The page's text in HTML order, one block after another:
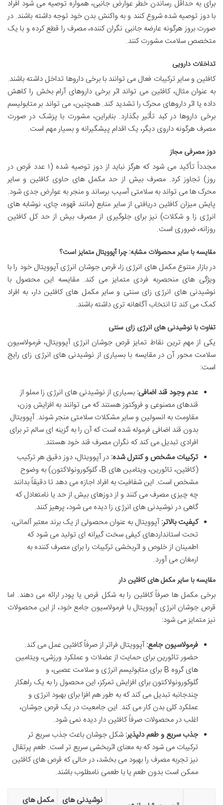
برای به حداقل رساندن خطر عوارض جانبی، همواره توصیه می شود افراد
با دوز توصیه شده شروع کنند و به واکنش بدن خود توجه داشته باشند. در
صورت بروز هرگونه عارضه جانبی نگران کننده، مصرف را قطع کرده و با یک
متخصص سلامت مشورت کنند.
تداخلات دارویی
کافئین و سایر ترکیبات فعال می توانند با برخی داروها تداخل داشته باشند.
به عنوان مثال، کافئین می تواند اثر برخی داروهای آرام بخش را کاهش
داده یا اثر داروهای محرک را تشدید کند. همچنین، می تواند بر متابولیسم
برخی داروها در کبد تأثیر بگذارد. بنابراین، مشورت با پزشک در صورت
مصرف هرگونه داروی دیگر، یک اقدام پیشگیرانه و بسیار مهم است.
دوز مصرفی مجاز
مجدداً تأکید می شود که هرگز نباید از دوز توصیه شده (۱ عدد قرص در
روز) تجاوز کرد. مصرف بیش از حد مکمل های حاوی کافئین و سایر
محرک ها می تواند به سلامتی آسیب برساند و منجر به عوارض جدی شود.
پایش میزان کافئین دریافتی از سایر منابع (مانند قهوه، چای، نوشابه های
انرژی زا و شکلات) نیز برای جلوگیری از مصرف بیش از حد کل کافئین
روزانه، ضروری است.
مقایسه با سایر محصولات مشابه: چرا آپوویتال متمایز است؟
در بازار متنوع مکمل های انرژی زا، قرص جوشان انرژی آپوویتال خود را با
ویژگی های منحصربه فردی متمایز می کند. مقایسه این محصول با
نوشیدنی های انرژی زای سنتی و سایر مکمل های کافئین دار، به افراد
کمک می کند تا انتخاب آگاهانه تری داشته باشند.
تفاوت با نوشیدنی های انرژی زای سنتی
یکی از مهم ترین نقاط تمایز قرص جوشان انرژی آپوویتال، فرمولاسیون
سلامت محور آن در مقایسه با بسیاری از نوشیدنی های انرژی زای رایج
است:
عدم وجود قند اضافی: بسیاری از نوشیدنی های انرژی زا مملو از
قندهای مصنوعی و فروکتوز هستند که می توانند به افزایش وزن،
مقاومت به انسولین و سایر مشکلات سلامتی منجر شوند. آپوویتال
بدون قند اضافی فرموله شده است که آن را به گزینه ای سالم تر برای
افرادی تبدیل می کند که نگران مصرف قند خود هستند.
ترکیبات مشخص و کنترل شده: در آپوویتال، دوز دقیق هر ترکیب
(کافئین، تائورین، ویتامین های B، گلوکورونولاکتون) به وضوح
مشخص است. این شفافیت به افراد اجازه می دهد تا دقیقاً بدانند
چه چیزی مصرف می کنند و از دوزهای بیش از حد یا نامتعادل که
گاهی در نوشیدنی های انرژی زا دیده می شود، پرهیز کنند.
کیفیت بالاتر:آپوویتال به عنوان محصولی از یک برند معتبر آلمانی،
تحت استانداردهای کیفی سخت گیرانه ای تولید می شود که
اطمینان از خلوص و اثربخشی ترکیبات را برای مصرف کننده به
ارمغان می آورد.
مقایسه با سایر مکمل های کافئین دار
برخی مکمل ها صرفاً کافئین را به شکل قرص یا پودر ارائه می دهند. اما
قرص جوشان انرژی آپوویتال با فرمولاسیون جامع خود، از این محصولات
نیز متمایز می شود:
فرمولاسیون جامع:آپوویتال فراتر از صرفاً کافئین عمل می کند.
حضور تائورین برای حمایت از عضلات و عملکرد ورزشی، ویتامین
های گروه B برای متابولیسم انرژی و سلامت عصبی، و
گلوکورونولاکتون برای افزایش تمرکز، این محصول را به یک راهکار
چندجانبه تبدیل می کند که به طور هم افزا برای بهبود انرژی و
عملکرد کلی بدن کار می کند. این جامعیت در یک قرص جوشان،
اغلب در محصولات صرفاً کافئین دار دیده نمی شود.
جذب سریع و طعم دلپذیر: شکل جوشان باعث جذب سریع تر
ترکیبات می شود که به معنای اثربخشی سریع تر است. طعم پرتقال
نیز تجربه مصرف را بهبود می بخشد، در حالی که قرص های کافئین
ممکن است بدون طعم یا با طعمی نامطلوب باشند.
نوشیدنی های مکمل های